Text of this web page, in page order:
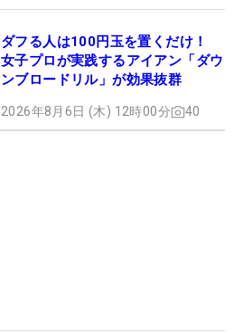
ダフる人は100円玉を置くだけ！
女子プロが実践するアイアン「ダウ
ンブロードリル」が効果抜群
2026年8月6日 (木) 12時00分 40